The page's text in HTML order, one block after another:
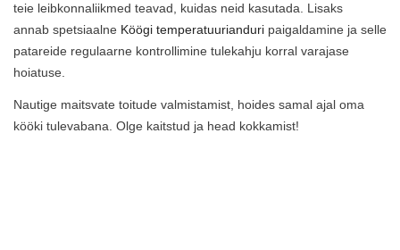
teie leibkonnaliikmed teavad, kuidas neid kasutada. Lisaks
annab spetsiaalne Köögi temperatuurianduri paigaldamine ja selle
patareide regulaarne kontrollimine tulekahju korral varajase
hoiatuse.
Nautige maitsvate toitude valmistamist, hoides samal ajal oma
kööki tulevabana. Olge kaitstud ja head kokkamist!